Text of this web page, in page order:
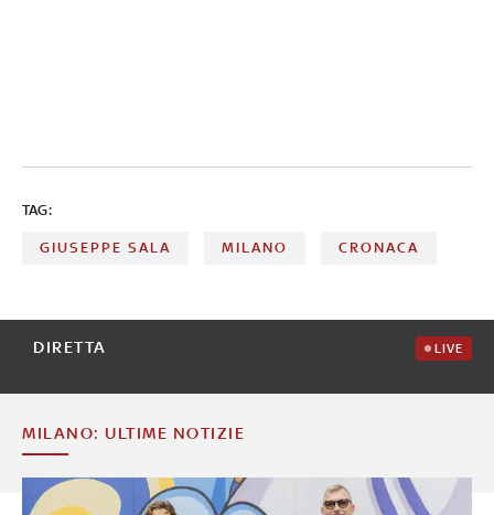
TAG:
GIUSEPPE SALA MILANO CRONACA
DIRETTA LIVE
MILANO: ULTIME NOTIZIE